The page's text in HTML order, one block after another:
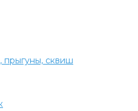
прыгуны, сквиш